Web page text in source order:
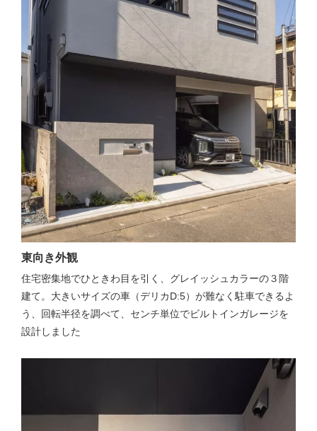
東向き外観
住宅密集地でひときわ目を引く、グレイッシュカラーの３階
建て。大きいサイズの車（デリカD:5）が難なく駐車できるよ
う、回転半径を調べて、センチ単位でビルトインガレージを
設計しました